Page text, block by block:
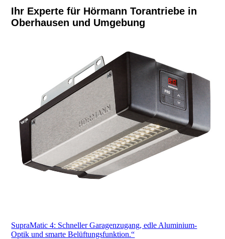
Ihr Experte für Hörmann Torantriebe in
Oberhausen und Umgebung
SupraMatic 4: Schneller Garagenzugang, edle Aluminium-
Optik und smarte Belüftungsfunktion.“